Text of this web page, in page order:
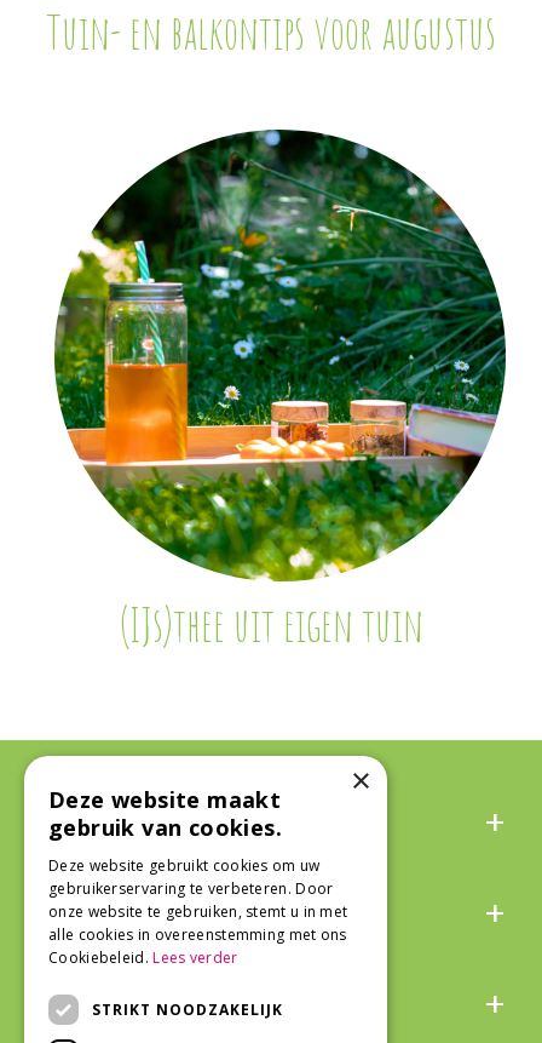
Tuin- en balkontips voor augustus
(IJs)thee uit eigen tuin
Algemeen
Over ons
Snel naar
×
Deze website maakt
gebruik van cookies.
Deze website gebruikt cookies om uw
gebruikerservaring te verbeteren. Door
onze website te gebruiken, stemt u in met
alle cookies in overeenstemming met ons
Cookiebeleid.Lees verder
STRIKT NOODZAKELIJK